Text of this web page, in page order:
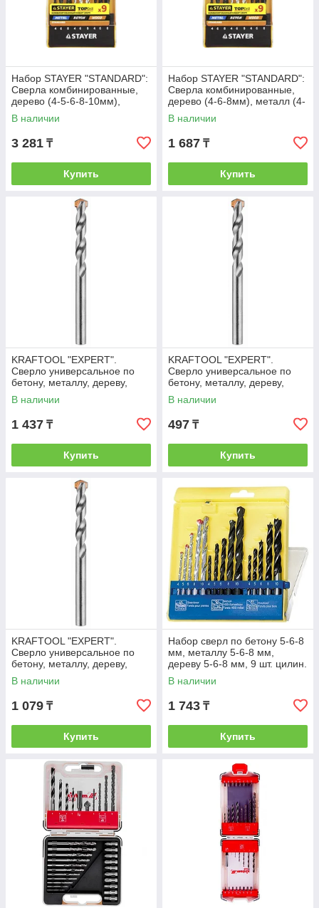
Набор STAYER "STANDARD":
Сверла комбинированные,
дерево (4-5-6-8-10мм),
металл (2-3-4-6-8мм), бетон
(4-5-6-8-1
В наличии
3 281 ₸
Купить
Набор STAYER "STANDARD":
Сверла комбинированные,
дерево (4-6-8мм), металл (4-
6-8мм), бетон (4-6-8мм), 9
предме
В наличии
1 687 ₸
Купить
KRAFTOOL "EXPERT".
Сверло универсальное по
бетону, металлу, дереву,
цилиндрический хвостовик,
10 х 120 мм
В наличии
1 437 ₸
Купить
KRAFTOOL "EXPERT".
Сверло универсальное по
бетону, металлу, дереву,
цилиндрический хвостовик, 4
х 80 мм
В наличии
497 ₸
Купить
KRAFTOOL "EXPERT".
Сверло универсальное по
бетону, металлу, дереву,
цилиндрический хвостовик, 8
х 120 мм
В наличии
1 079 ₸
Купить
Набор сверл по бетону 5-6-8
мм, металлу 5-6-8 мм,
дереву 5-6-8 мм, 9 шт. цилин.
хвостовик// Sparta
В наличии
1 743 ₸
Купить